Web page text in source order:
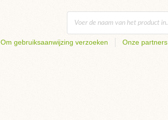
Om gebruiksaanwijzing verzoeken Onze partners